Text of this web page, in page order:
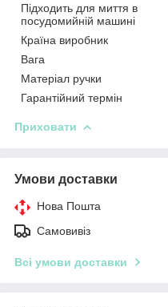
Підходить для миття в
посудомийній машині
Країна виробник
Вага
Матеріал ручки
Гарантійний термін
Приховати
Умови доставки
Нова Пошта
Самовивіз
Всі умови доставки